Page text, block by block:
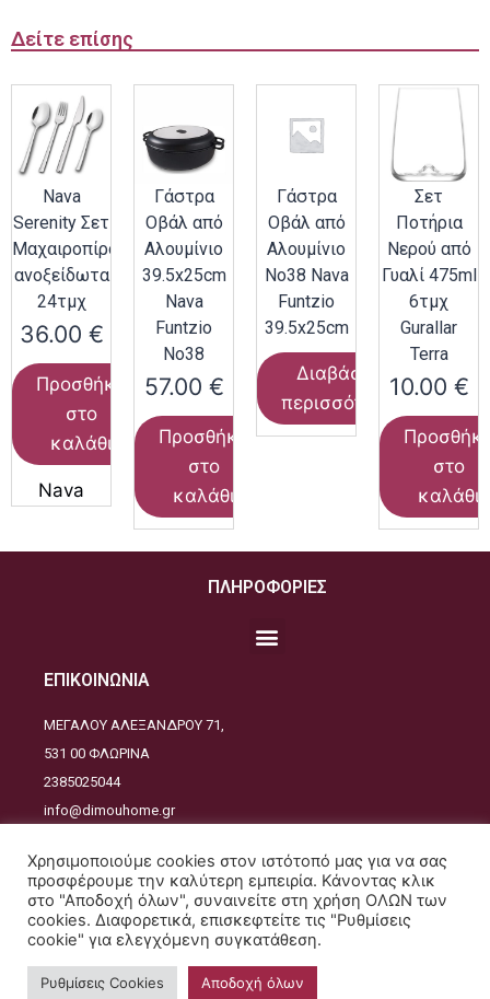
Δείτε επίσης
Nava
Serenity Σετ
Μαχαιροπίρουνα
ανοξείδωτα
24τμχ
36.00 €
Προσθήκη
στο
καλάθι
Nava
Γάστρα
Οβάλ από
Αλουμίνιο
39.5x25cm
Nava
Funtzio
Νο38
57.00 €
Προσθήκη
στο
καλάθι
Γάστρα
Οβάλ από
Αλουμίνιο
Νο38 Nava
Funtzio
39.5x25cm
Διαβάστε
περισσότερα
Σετ
Ποτήρια
Νερού από
Γυαλί 475ml
6τμχ
Gurallar
Terra
10.00 €
στο
καλάθι
ΠΛΗΡΟΦΟΡΙΕΣ
ΕΠΙΚΟΙΝΩΝΙΑ
ΜΕΓΑΛΟΥ ΑΛΕΞΑΝΔΡΟΥ 71,
531 00 ΦΛΩΡΙΝΑ
2385025044
info@dimouhome.gr
Copyrights © 2021. All Rights Reserved - Design and developed by
JustDesign
Χρησιμοποιούμε cookies στον ιστότοπό μας για να σας
προσφέρουμε την καλύτερη εμπειρία. Κάνοντας κλικ
στο "Αποδοχή όλων", συναινείτε στη χρήση ΟΛΩΝ των
cookies. Διαφορετικά, επισκεφτείτε τις "Ρυθμίσεις
cookie" για ελεγχόμενη συγκατάθεση.
Ρυθμίσεις Cookies Αποδοχή όλων